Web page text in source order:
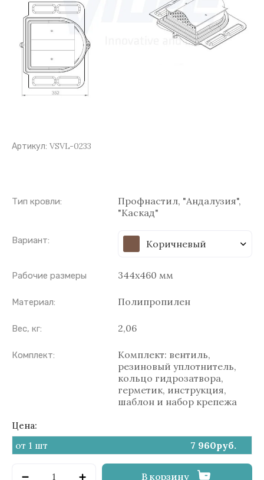
Артикул: VSVL-0233
Тип кровли:
Профнастил, "Андалузия",
"Каскад"
Вариант: Коричневый
Рабочие размеры 344х460 мм
Материал: Полипропилен
Вес, кг: 2,06
Комплект:
Комплект: вентиль,
резиновый уплотнитель,
кольцо гидрозатвора,
герметик, инструкция,
шаблон и набор крепежа
Цена:
от 1 шт 7 960руб.
В корзину